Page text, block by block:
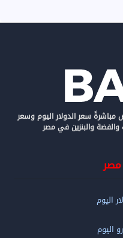
سعر الدولار اليوم وسعر
والفضة والبنزين في مصر
اليوم
اليوم